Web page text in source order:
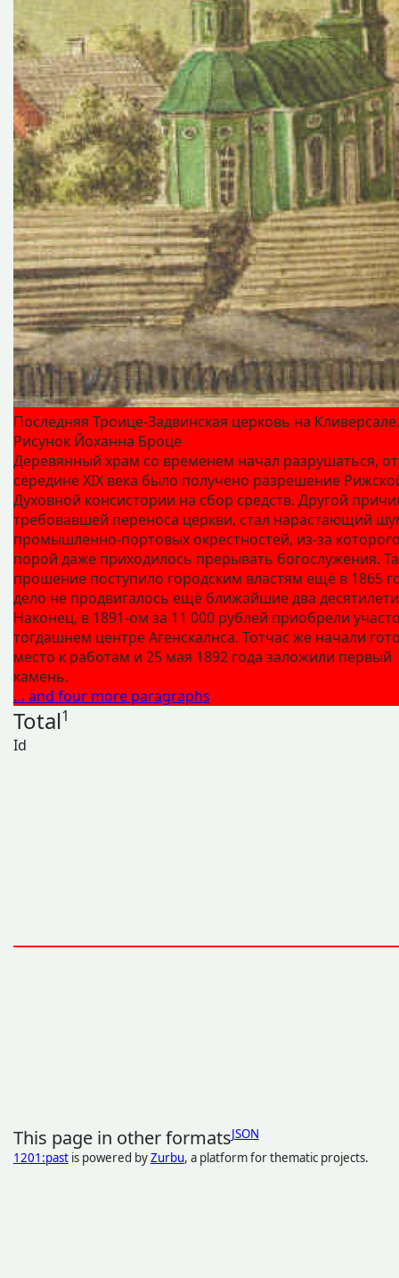
Последняя Троице-Задвинская церковь на Кливерсале.
Рисунок Йоханна Броце
Деревянный храм со временем начал разрушаться,
середине XIX века было получено разрешение
Духовной консистории на сбор средств. Другой
требовавшей переноса церкви, стал нарастающий
промышленно-портовых окрестностей, из‑за
порой даже приходилось прерывать богослужения.
прошение поступило городским властям ещё в 1865
дело не продвигалось ещё ближайшие два
Наконец, в 1891-ом за 11 000 рублей приобрели
тогдашнем центре Агенскалнса. Тотчас же начали
место к работам и 25 мая 1892 года заложили первый
камень.
… and four more paragraphs
Total1
Id
This page in other formatsJSON
1201:pastis powered byZurbu, a platform for thematic projects.